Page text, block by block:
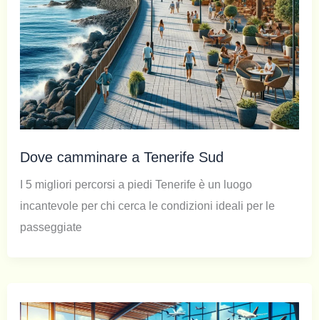
Dove camminare a Tenerife Sud
I 5 migliori percorsi a piedi Tenerife è un luogo
incantevole per chi cerca le condizioni ideali per le
passeggiate